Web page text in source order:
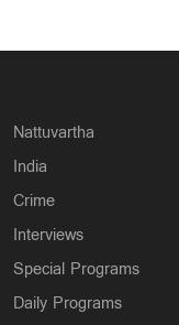
നാളെ
Nattuvartha
India
Crime
Interviews
Special Programs
Daily Programs